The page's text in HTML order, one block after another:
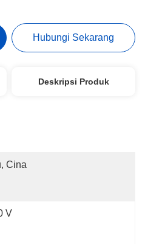
Hubungi Sekarang
Deskripsi Produk
Cina
V